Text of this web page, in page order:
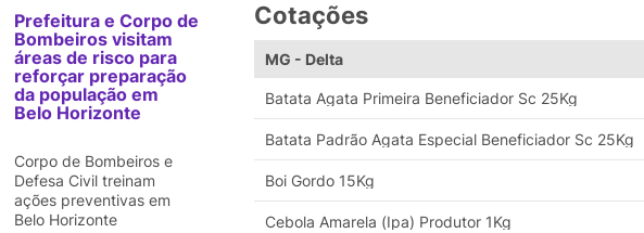
Prefeitura e Corpo de
Bombeiros visitam
áreas de risco para
reforçar preparação
da população em
Belo Horizonte
Corpo de Bombeiros e
Defesa Civil treinam
ações preventivas em
Belo Horizonte
Cotações
MG - Delta
Batata Agata Primeira Beneficiador Sc 25Kg
Batata Padrão Agata Especial Beneficiador Sc 25Kg
Boi Gordo 15Kg
Cebola Amarela (Ipa) Produtor 1Kg